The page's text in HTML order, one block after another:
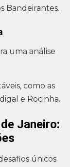
Bandeirantes.
uma análise
como as
e Rocinha.
Janeiro:
únicos